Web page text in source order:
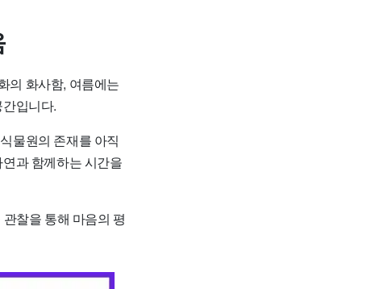
의 화사함, 여름에는
입니다.
물원의 존재를 아직
과 함께하는 시간을
찰을 통해 마음의 평